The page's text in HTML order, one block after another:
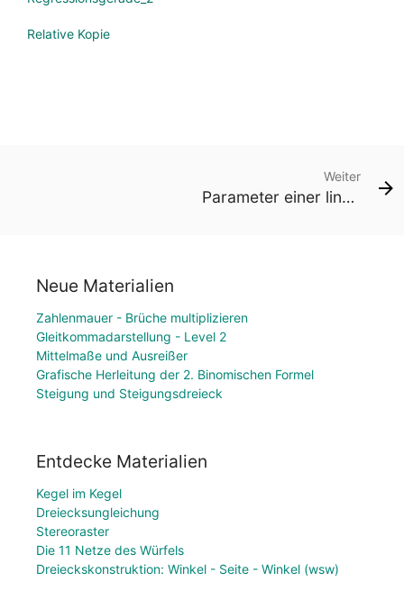
Relative Kopie
Weiter
Parameter einer linearen Gleichung - Text dynamisch
Neue Materialien
Zahlenmauer - Brüche multiplizieren
Gleitkommadarstellung - Level 2
Mittelmaße und Ausreißer
Grafische Herleitung der 2. Binomischen Formel
Steigung und Steigungsdreieck
Entdecke Materialien
Kegel im Kegel
Dreiecksungleichung
Stereoraster
Die 11 Netze des Würfels
Dreieckskonstruktion: Winkel - Seite - Winkel (wsw)